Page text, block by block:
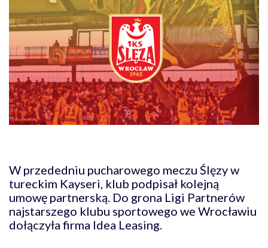
W przededniu pucharowego meczu Ślęzy w
tureckim Kayseri, klub podpisał kolejną
umowę partnerską. Do grona Ligi Partnerów
najstarszego klubu sportowego we Wrocławiu
dołączyła firma Idea Leasing.